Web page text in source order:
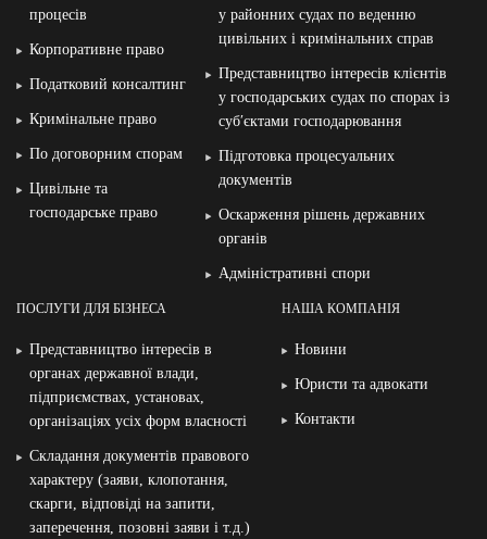
процесів
Корпоративне право
Податковий консалтинг
Кримінальне право
По договорним спорам
Цивільне та
господарське право
у районних судах по веденню
цивільних і кримінальних справ
Представництво інтересів клієнтів
у господарських судах по спорах із
суб′єктами господарювання
Підготовка процесуальних
документів
Оскарження рішень державних
органів
Адміністративні спори
ПОСЛУГИ ДЛЯ БІЗНЕСА
Представництво інтересів в
органах державної влади,
підприємствах, установах,
організаціях усіх форм власності
Складання документів правового
характеру (заяви, клопотання,
скарги, відповіді на запити,
заперечення, позовні заяви і т.д.)
НАША КОМПАНІЯ
Новини
Юристи та адвокати
Контакти